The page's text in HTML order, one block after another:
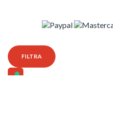
FILTRA
© 2026 Spegetti Visione Superba -